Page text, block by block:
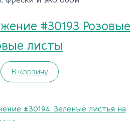
#30193 Розовые
листы
В корзину